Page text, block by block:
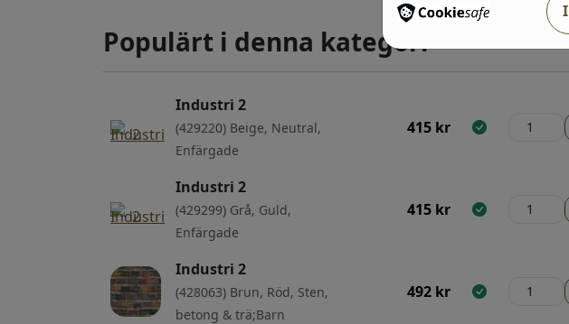
Populärt i denna kategori
Industri 2
(429220) Beige, Neutral,
Enfärgade
415 kr
Industri 2
(429299) Grå, Guld,
Enfärgade
415 kr
Industri 2
(428063) Brun, Röd, Sten,
betong & trä;Barn
492 kr